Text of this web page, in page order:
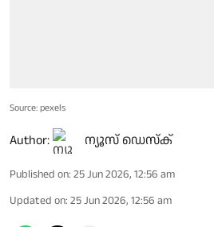
Source: pexels
Author: ന്യൂസ് ഡെസ്ക്
Published on: 25 Jun 2026, 12:56 am
Updated on: 25 Jun 2026, 12:56 am